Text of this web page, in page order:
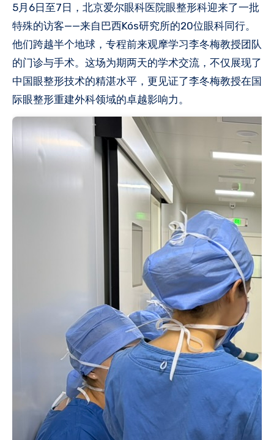
5月6日至7日，北京爱尔眼科医院眼整形科迎来了一批
特殊的访客——来自巴西Kós研究所的20位眼科同行。
他们跨越半个地球，专程前来观摩学习李冬梅教授团队
的门诊与手术。这场为期两天的学术交流，不仅展现了
中国眼整形技术的精湛水平，更见证了李冬梅教授在国
际眼整形重建外科领域的卓越影响力。